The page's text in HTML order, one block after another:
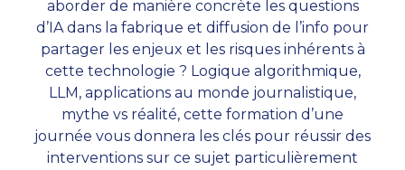
aborder de manière concrète les questions
d’IA dans la fabrique et diffusion de l’info pour
partager les enjeux et les risques inhérents à
cette technologie ? Logique algorithmique,
LLM, applications au monde journalistique,
mythe vs réalité, cette formation d’une
journée vous donnera les clés pour réussir des
interventions sur ce sujet particulièrement